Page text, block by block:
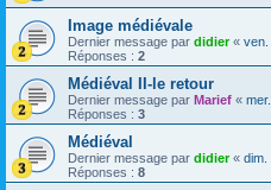
Image médiévale
Dernier message par didier« ven.
Réponses : 2
Médiéval II-le retour
Dernier message par Marief «
Réponses : 3
Médiéval
Dernier message par didier« dim.
Réponses : 8